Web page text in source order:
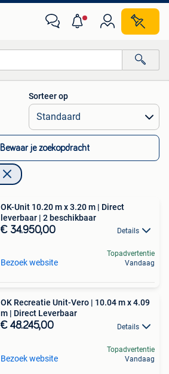
Alle afstanden…
Sorteer op
Bewaar je zoekopdracht
OK-Unit 10.20 m x 3.20 m | Direct
leverbaar | 2 beschikbaar
€ 34.950,00 Details
Bezoek website
Topadvertentie
Vandaag
OK Recreatie Unit-Vero | 10.04 m x 4.09
m | Direct Leverbaar
€ 48.245,00 Details
Bezoek website
Topadvertentie
Vandaag